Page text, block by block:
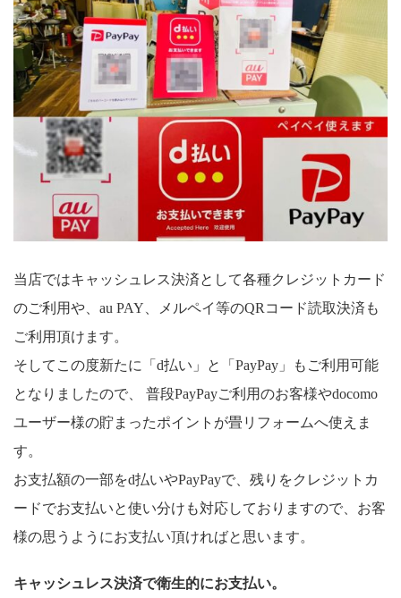
当店ではキャッシュレス決済として各種クレジットカード
のご利用や、au PAY、メルペイ等のQRコード読取決済も
ご利用頂けます。
そしてこの度新たに「d払い」と「PayPay」もご利用可能
となりましたので、 普段PayPayご利用のお客様やdocomo
ユーザー様の貯まったポイントが畳リフォームへ使えま
す。
お支払額の一部をd払いやPayPayで、残りをクレジットカ
ードでお支払いと使い分けも対応しておりますので、お客
様の思うようにお支払い頂ければと思います。
キャッシュレス決済で衛生的にお支払い。